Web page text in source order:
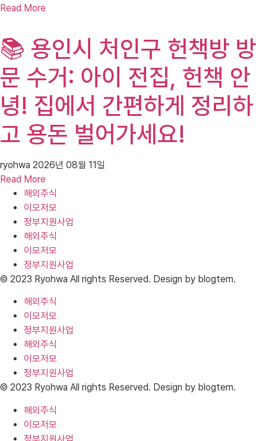
Read More
📚 용인시 처인구 헌책방 방
문 수거: 아이 전집, 헌책 안
녕! 집에서 간편하게 정리하
고 용돈 벌어가세요!
ryohwa 2026년 08월 11일
Read More
해외주식
이모저모
정부지원사업
해외주식
이모저모
정부지원사업
© 2023 Ryohwa All rights Reserved. Design by blogtem.
해외주식
이모저모
정부지원사업
해외주식
이모저모
정부지원사업
© 2023 Ryohwa All rights Reserved. Design by blogtem.
해외주식
이모저모
정부지원사업